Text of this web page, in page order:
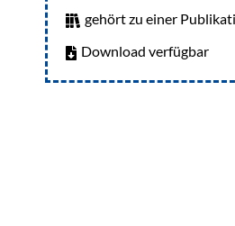
gehört zu einer
Download verfügbar